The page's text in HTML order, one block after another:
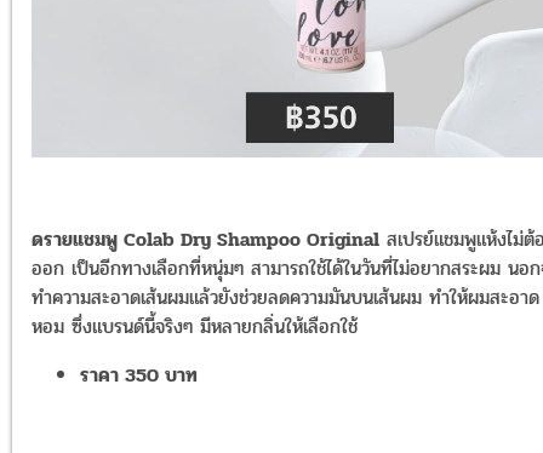
ดรายแชมพู Colab Dry Shampoo Original สเปรย์แชมพูแห้งไม่ต้
ออก เป็นอีกทางเลือกที่หนุ่มๆ สามารถใช้ได้ในวันที่ไม่อยากสระผม นอ
ทำความสะอาดเส้นผมแล้วยังช่วยลดความมันบนเส้นผม ทำให้ผมสะอา
หอม ซึ่งแบรนด์นี้จริงๆ มีหลายกลิ่นให้เลือกใช้
ราคา 350 บาท